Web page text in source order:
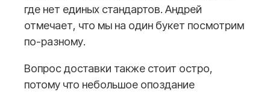
где нет единых стандартов. Андрей
отмечает, что мы на один букет посмотрим
по-разному.
Вопрос доставки также стоит остро,
потому что небольшое опоздание